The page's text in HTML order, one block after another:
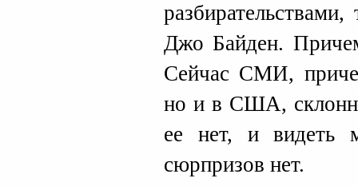
Джо Байден.
Сейчас СМИ,
но и в США,
ее нет, и видеть
сюрпризов нет.